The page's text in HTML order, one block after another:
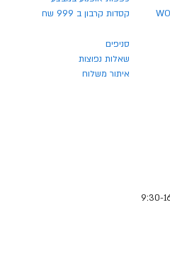
קסדות קרבון ב 999 שח
סניפים
שאלות נפוצות
איתור משלוח